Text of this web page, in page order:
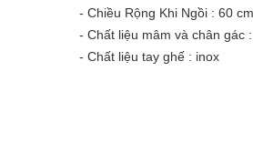
- Chiều Rộng Khi Ngồi : 60 cm
- Chất liệu mâm và chân gác
- Chất liệu tay ghế : inox